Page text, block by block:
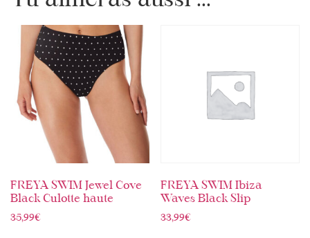
FREYA SWIM Jewel Cove
Black Culotte haute
35,99€
FREYA SWIM Ibiza
Waves Black Slip
33,99€